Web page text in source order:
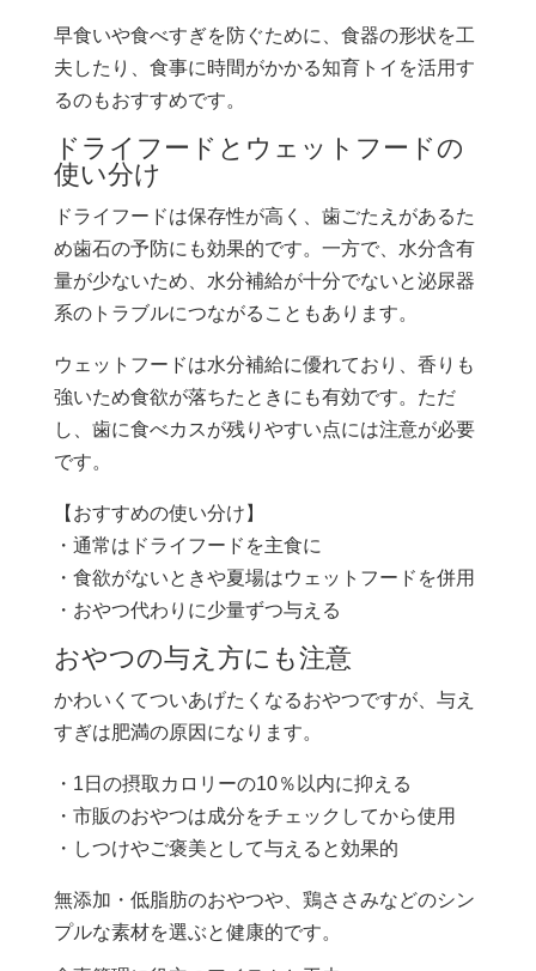
早食いや食べすぎを防ぐために、食器の形状を工
夫したり、食事に時間がかかる知育トイを活用す
るのもおすすめです。
ドライフードとウェットフードの
使い分け
ドライフードは保存性が高く、歯ごたえがあるた
め歯石の予防にも効果的です。一方で、水分含有
量が少ないため、水分補給が十分でないと泌尿器
系のトラブルにつながることもあります。
ウェットフードは水分補給に優れており、香りも
強いため食欲が落ちたときにも有効です。ただ
し、歯に食べカスが残りやすい点には注意が必要
です。
【おすすめの使い分け】
・通常はドライフードを主食に
・食欲がないときや夏場はウェットフードを併用
・おやつ代わりに少量ずつ与える
おやつの与え方にも注意
かわいくてついあげたくなるおやつですが、与え
すぎは肥満の原因になります。
・1日の摂取カロリーの10％以内に抑える
・市販のおやつは成分をチェックしてから使用
・しつけやご褒美として与えると効果的
無添加・低脂肪のおやつや、鶏ささみなどのシン
プルな素材を選ぶと健康的です。